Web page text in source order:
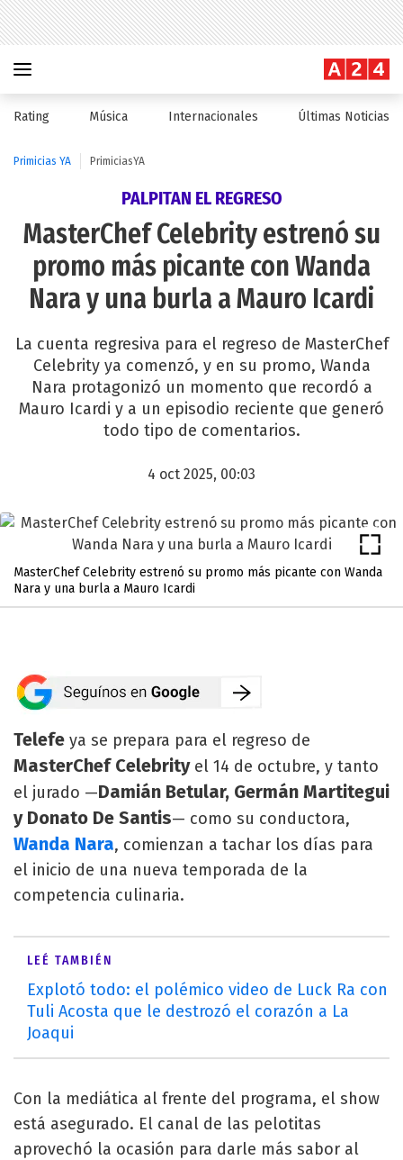
Rating Música Internacionales Últimas Noticias
Primicias YA PrimiciasYA
PALPITAN EL REGRESO
MasterChef Celebrity estrenó su
promo más picante con Wanda
Nara y una burla a Mauro Icardi
La cuenta regresiva para el regreso de MasterChef
Celebrity ya comenzó, y en su promo, Wanda
Nara protagonizó un momento que recordó a
Mauro Icardi y a un episodio reciente que generó
todo tipo de comentarios.
4 oct 2025, 00:03
MasterChef Celebrity estrenó su promo más picante con Wanda
Nara y una burla a Mauro Icardi
Telefe ya se prepara para el regreso de
MasterChef Celebrity el 14 de octubre, y tanto
el jurado —Damián Betular, Germán Martitegui
y Donato De Santis— como su conductora,
Wanda Nara, comienzan a tachar los días para
el inicio de una nueva temporada de la
competencia culinaria.
LEÉ TAMBIÉN
Explotó todo: el polémico video de Luck Ra con
Tuli Acosta que le destrozó el corazón a La
Joaqui
Con la mediática al frente del programa, el show
está asegurado. El canal de las pelotitas
aprovechó la ocasión para darle más sabor al